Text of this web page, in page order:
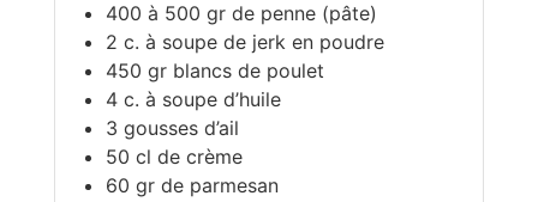
400 à 500 gr de penne (pâte)
2 c. à soupe de jerk en poudre
450 gr blancs de poulet
4 c. à soupe d’huile
3 gousses d’ail
50 cl de crème
60 gr de parmesan